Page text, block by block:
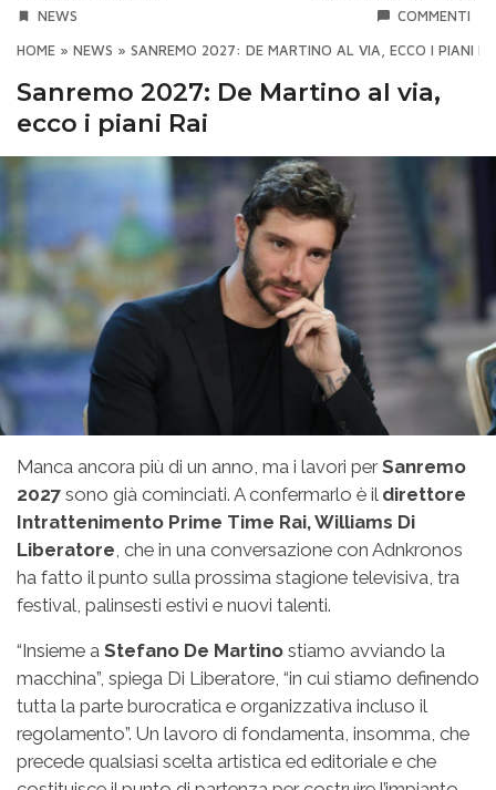
NEWS
COMMENTI
HOME » NEWS » SANREMO 2027: DE MARTINO AL VIA, ECCO I PIANI
Sanremo 2027: De Martino al via,
ecco i piani Rai
Manca ancora più di un anno, ma i lavori perSanremo
2027 sono già cominciati. A confermarlo è il direttore
Intrattenimento Prime Time Rai, Williams Di
Liberatore, che in una conversazione con Adnkronos
ha fatto il punto sulla prossima stagione televisiva, tra
festival, palinsesti estivi e nuovi talenti.
“Insieme a Stefano De Martino stiamo avviando la
macchina”, spiega Di Liberatore, “in cui stiamo definendo
tutta la parte burocratica e organizzativa incluso il
regolamento”. Un lavoro di fondamenta, insomma, che
precede qualsiasi scelta artistica ed editoriale e che